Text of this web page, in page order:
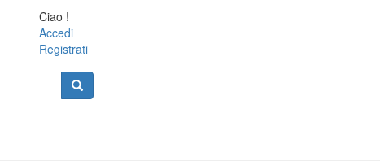
Ciao !
Accedi
Registrati